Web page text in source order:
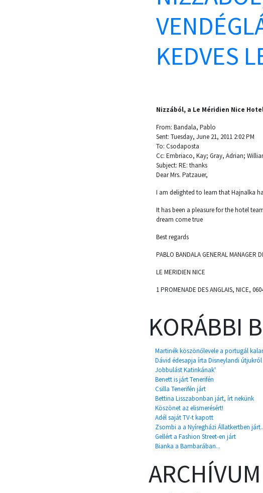
KEDVES
Nizzából, a Le Méridien Nice
From: Bandala, Pablo
Sent: Tuesday, June 21, 2011 2:02 PM
To: Csodaposta
Cc: Embriaco, Kay; Gray, Adrian;
Subject: RE: thanks
Dear Mrs. Patzauer,
I am delighted to learn that Hajnalka
It has been a pleasure for the hotel
dream come true
Best regards
PABLO BANDALA GENERAL MANAGER
LE MERIDIEN NICE
1 PROMENADE DES ANGLAIS, NICE,
KORÁBBI
Martinék köszönőlevele a portugál
Dávid édesapja írta Disneylandi útjukról
Jobbulást Katinkának'
Benett is járt Tenerifén
Csilla Tenerifén járt
Bettina Lisszabonban járt, írt nekünk
Köszönet az elismerésért!
Adél saját TV-t kapott
Zsombi a a Nyíregházi Állatkertben
Gellért a Fashion Street-en járt
Bianka a Bambarában...
ARCHÍVUM